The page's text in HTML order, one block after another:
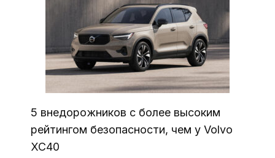
5 внедорожников с более высоким
рейтингом безопасности, чем у Volvo
XC40